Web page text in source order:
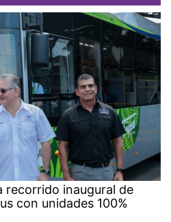
recorrido inaugural de
con unidades 100%